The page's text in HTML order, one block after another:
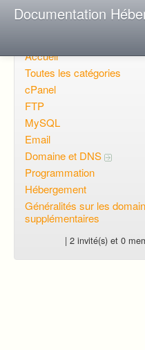
Documentation
Accueil
Toutes les catégories
cPanel
FTP
MySQL
Email
Domaine et DNS
Programmation
Hébergement
Généralités sur les
supplémentaires
| 2 invité(s) et 0